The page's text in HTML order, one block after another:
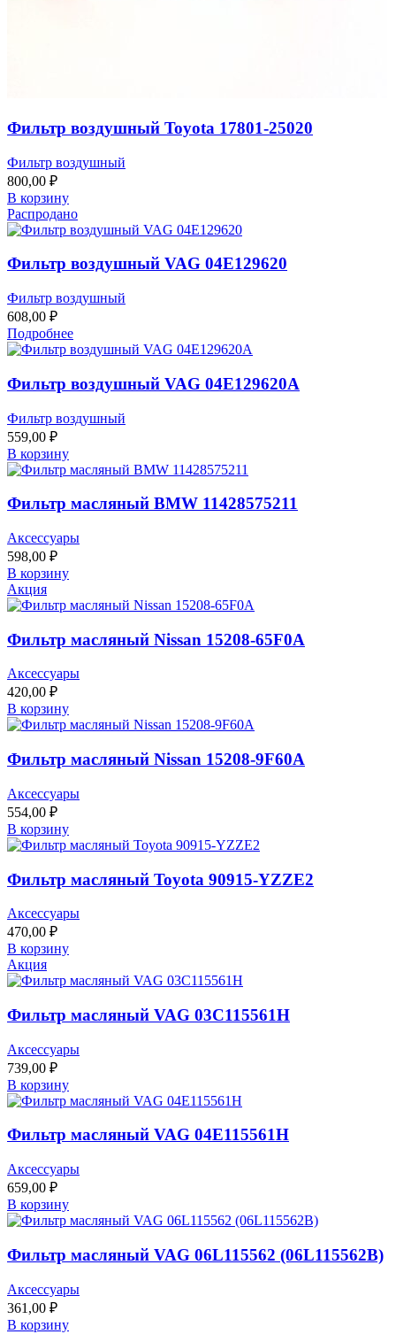
Фильтр воздушный Toyota 17801-25020
Фильтр воздушный
800,00 ₽
В корзину
Распродано
Фильтр воздушный VAG 04E129620
Фильтр воздушный
608,00 ₽
Подробнее
Фильтр воздушный VAG 04E129620A
Фильтр воздушный
559,00 ₽
В корзину
Фильтр масляный BMW 11428575211
Аксессуары
598,00 ₽
В корзину
Акция
Фильтр масляный Nissan 15208-65F0A
Аксессуары
420,00 ₽
В корзину
Фильтр масляный Nissan 15208-9F60A
Аксессуары
554,00 ₽
В корзину
Фильтр масляный Toyota 90915-YZZE2
Аксессуары
470,00 ₽
В корзину
Акция
Фильтр масляный VAG 03C115561H
Аксессуары
739,00 ₽
В корзину
Фильтр масляный VAG 04E115561H
Аксессуары
659,00 ₽
В корзину
Фильтр масляный VAG 06L115562 (06L115562B)
Аксессуары
361,00 ₽
В корзину